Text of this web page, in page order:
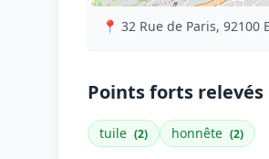
📍 32 Rue de Paris,
Points forts
tuile (2) honnête (2)